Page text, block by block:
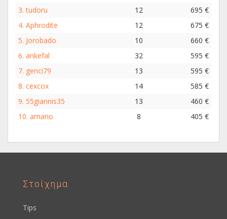
3.tudoru 12
695 €
4. Aphrodite 12
675 €
5. Jorobado 10
660 €
6. ankefal 32
595 €
7. genci79 13
595 €
8. cexcox 14
585 €
9. 55giannis35 13
460 €
10. amario 8 405 €
Στοίχημα
Tips